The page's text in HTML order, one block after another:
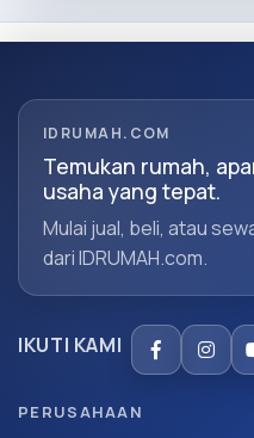
IDRUMAH.COM
Temukan rumah,
usaha yang tepat.
Mulai jual, beli, atau
dari IDRUMAH.com.
IKUTI KAMI
PERUSAHAAN